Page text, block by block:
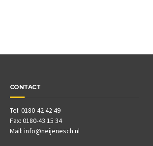
CONTACT
Tel: 0180-42 42 49
Fax: 0180-43 15 34
Mail: info@neijenesch.nl